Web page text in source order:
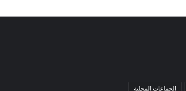
الجماعات المحلية